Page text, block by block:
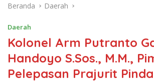
Beranda Daerah
Daerah
Kolonel Arm Putranto
Handoyo S.Sos., M.M.,
Pelepasan Prajurit